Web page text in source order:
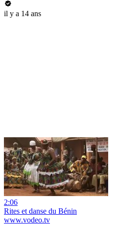
il y a 14 ans
2:06
Rites et danse du Bénin
www.vodeo.tv